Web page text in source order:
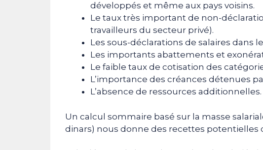
développés et même aux pays voisins.
Le taux très important de non-
travailleurs du secteur privé).
Les sous-déclarations de salaires dans
Les importants abattements et
Le faible taux de cotisation des
L’importance des créances détenues
L’absence de ressources additionnelles.
Un calcul sommaire basé sur la masse
dinars) nous donne des recettes potentielles